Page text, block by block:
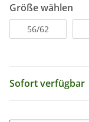
Größe wählen
56/62
Sofort verfügbar